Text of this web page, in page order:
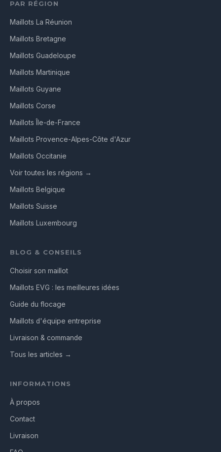
PAR RÉGION
Maillots La Réunion
Maillots Bretagne
Maillots Guadeloupe
Maillots Martinique
Maillots Guyane
Maillots Corse
Maillots Île-de-France
Maillots Provence-Alpes-Côte d'Azur
Maillots Occitanie
Voir toutes les régions →
Maillots Belgique
Maillots Suisse
Maillots Luxembourg
BLOG & CONSEILS
Choisir son maillot
Maillots EVG : les meilleures idées
Guide du flocage
Maillots d'équipe entreprise
Livraison & commande
Tous les articles →
INFORMATIONS
À propos
Contact
Livraison